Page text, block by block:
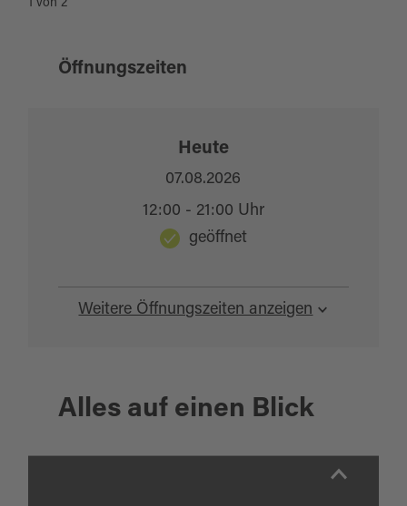
1 von2
Öffnungszeiten
Weitere Öffnungszeiten anzeigen
Heute
07.08.2026
12:00 - 21:00 Uhr
geöffnet
Alles auf einen Blick